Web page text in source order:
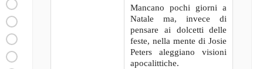
Calendario
FAQ
Mancano pochi giorni a
Natale ma, invece di
pensare ai dolcetti delle
feste, nella mente di Josie
Peters aleggiano visioni
apocalittiche.